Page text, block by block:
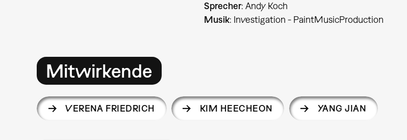
Sprecher: Andy Koch
Musik: Investigation - PaintMusicProduction
Mitwirkende
VERENA FRIEDRICH KIM HEECHEON YANG JIAN